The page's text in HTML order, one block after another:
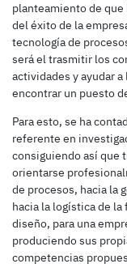
planteamiento de que
del éxito de la
tecnología de
será el trasmitir los
actividades y ayudar
encontrar un puesto
Para esto, se ha
referente en
consiguiendo así que
orientarse
de procesos, hacia la
hacia la logística de
diseño, para una
produciendo sus
competencias